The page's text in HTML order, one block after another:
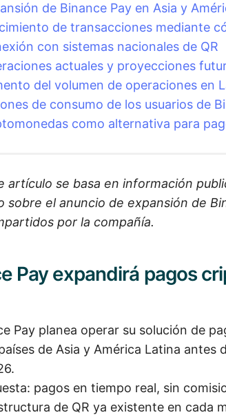
de Binance Pay en Asia y
de transacciones mediante
con sistemas nacionales de QR
actuales y proyecciones
del volumen de operaciones en
de consumo de los usuarios de
como alternativa para
artículo se basa en información
sobre el anuncio de expansión de
por la compañía.
Pay expandirá pagos
Pay planea operar su solución de
de Asia y América Latina antes
pagos en tiempo real, sin
de QR ya existente en cada